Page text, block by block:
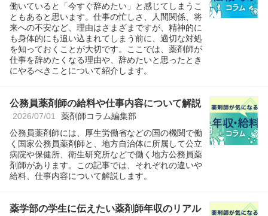
働いていると「今すぐ辞めたい」と感じてしまうこ
ともあると思います。仕事の忙しさ、人間関係、将
来への不安など、理由はさまざまですが、精神的に
も身体的にも追い込まれてしまう前に、適切な対処
を知っておくことが大切です。ここでは、薬剤師が
仕事を辞めたくなる理由や、辞めたいと思ったとき
にやるべきことについて紹介します。
公務員薬剤師の給料や仕事内容について解説
2026/07/01 薬剤師コラム編集部
公務員薬剤師には、厚生労働省などの国の機関で働
く国家公務員薬剤師と、地方自治体に所属して公立
病院や保健所、衛生研究所などで働く地方公務員薬
剤師があります。この記事では、それぞれの違いや
給料、仕事内容について解説します。
薬学部の学生に伝えたい薬剤師年収のリアル